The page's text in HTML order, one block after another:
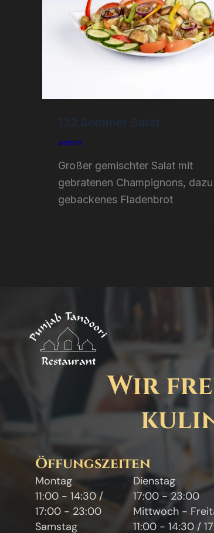
132 Sommer Salat
admin
Großer gemischter Salat mit
gebratenen Champignons,
gebackenes Fladenbrot
Wir
Öffungszeiten
Montag
11:00 - 14:30 /
17:00 - 23:00
Samstag
Dienstag
17:00 - 23:00
Mittwoch -
11:00 - 14:30 /